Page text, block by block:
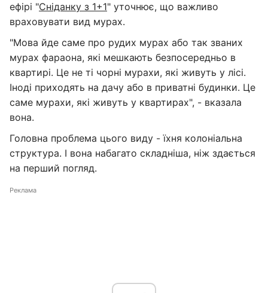
ефірі "Сніданку з 1+1" уточнює, що важливо
враховувати вид мурах.
"Мова йде саме про рудих мурах або так званих
мурах фараона, які мешкають безпосередньо в
квартирі. Це не ті чорні мурахи, які живуть у лісі.
Іноді приходять на дачу або в приватні будинки. Це
саме мурахи, які живуть у квартирах", - вказала
вона.
Головна проблема цього виду - їхня колоніальна
структура. І вона набагато складніша, ніж здається
на перший погляд.
Реклама